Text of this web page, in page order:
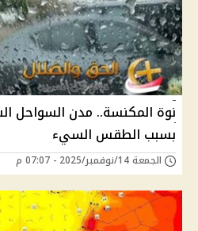
نوة المكنسة.. مدن السواحل
بسبب الطقس السيء
الجمعة 14/نوفمبر/2025 - 07:07 م